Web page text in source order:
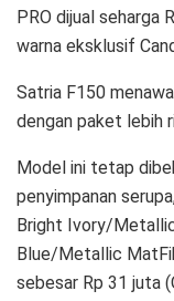
PRO dijual seharga
warna eksklusif
Satria F150
dengan paket lebih
Model ini tetap
penyimpanan
Bright Ivory/
Blue/Metallic
sebesar Rp 31 juta